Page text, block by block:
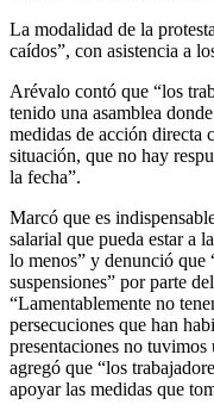
La modalidad de la
caídos”, con asistencia a
Arévalo contó que “los
tenido una asamblea
medidas de acción directa
situación, que no hay
la fecha”.
Marcó que es
salarial que pueda estar a
lo menos” y denunció que
suspensiones” por parte
“Lamentablemente no
persecuciones que han
presentaciones no
agregó que “los
apoyar las medidas que